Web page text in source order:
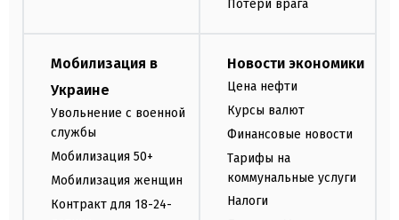
Потери врага
Мобилизация в
Украине
Увольнение с военной
службы
Мобилизация 50+
Мобилизация женщин
Контракт для 18-24-
Новости экономики
Цена нефти
Курсы валют
Финансовые новости
Тарифы на
коммунальные услуги
Налоги